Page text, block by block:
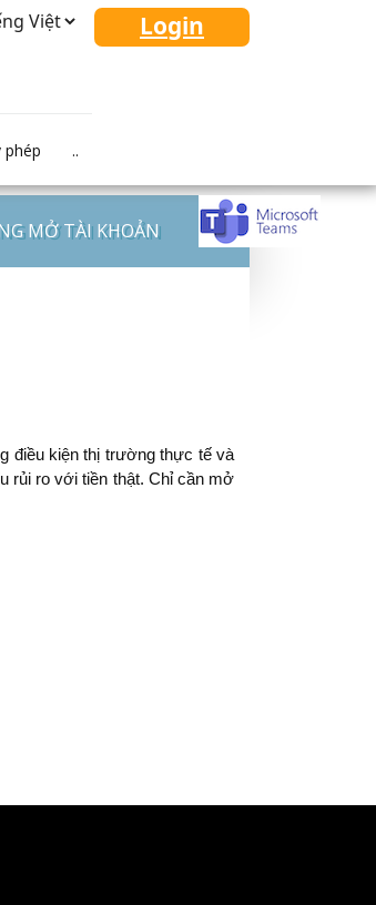
Login
phép ..
MỞ TÀI KHOẢN
điều kiện thị trường thực tế và
rủi ro với tiền thật. Chỉ cần mở